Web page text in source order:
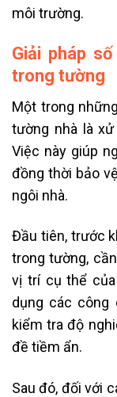
môi trường.
Giải pháp
trong tường
Một trong
tường nhà là
Việc này giúp
đồng thời bảo
ngôi nhà.
Đầu tiên, trước
trong tường,
vị trí cụ thể
dụng các công
kiểm tra độ
đề tiềm ẩn.
Sau đó, đối với